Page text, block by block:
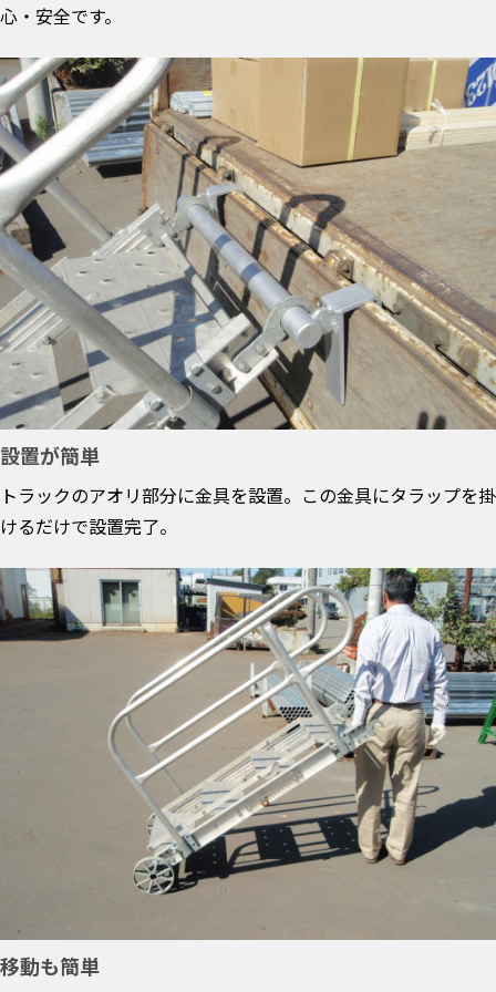
心・安全です。
設置が簡単
トラックのアオリ部分に金具を設置。この金具にタラップを掛
けるだけで設置完了。
移動も簡単